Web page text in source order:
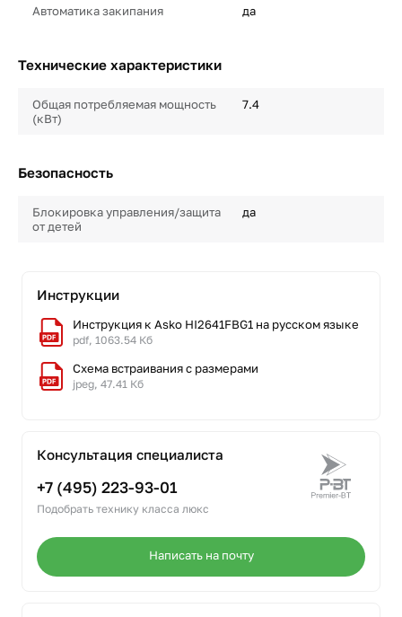
Автоматика закипания да
Технические характеристики
Общая потребляемая мощность
(кВт)
7.4
Безопасность
Блокировка управления/защита
от детей
да
Инструкции
Инструкция к Asko HI2641FBG1 на русском языке
pdf, 1063.54 Кб
Схема встраивания с размерами
jpeg, 47.41 Кб
Консультация специалиста
+7 (495) 223-93-01
Подобрать технику класса люкс
Написать на почту